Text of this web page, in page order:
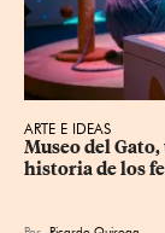
ARTE E IDEAS
Museo del
historia de los